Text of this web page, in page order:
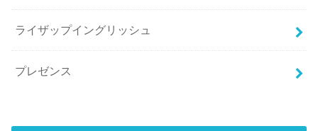
ライザップイングリッシュ
プレゼンス